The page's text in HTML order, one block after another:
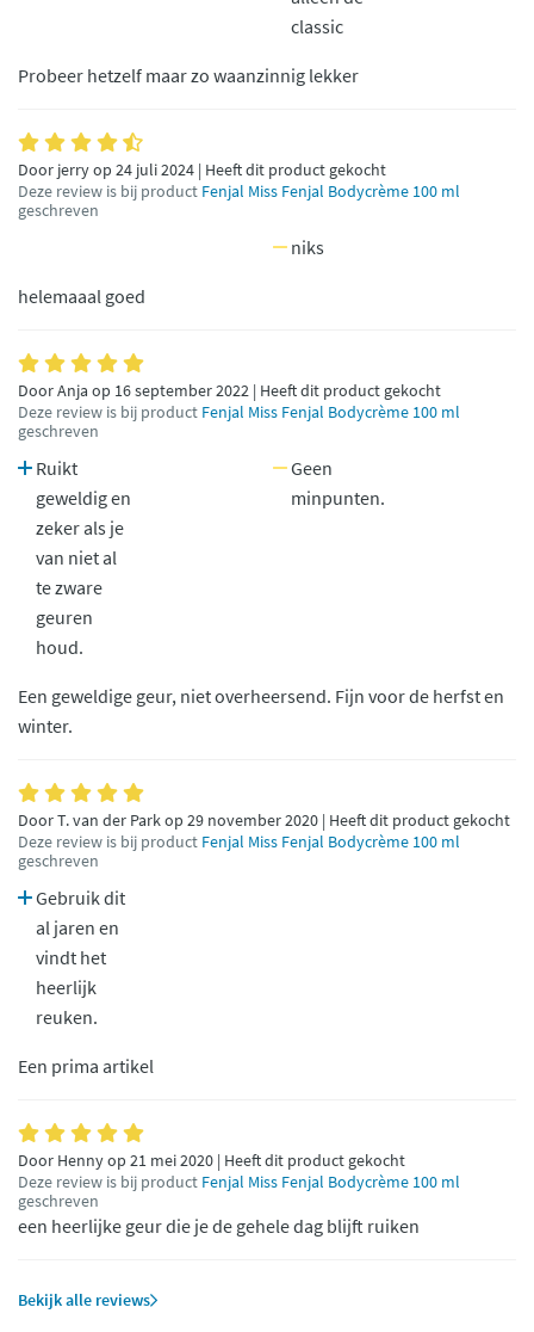
classic
Probeer hetzelf maar zo waanzinnig lekker
Door jerry op 24 juli 2024 | Heeft dit product gekocht
Deze review is bij product Fenjal Miss Fenjal Bodycrème 100 ml
geschreven
niks
helemaaal goed
Door Anja op 16 september 2022 | Heeft dit product gekocht
Deze review is bij product Fenjal Miss Fenjal Bodycrème 100 ml
geschreven
Ruikt
geweldig en
zeker als je
van niet al
te zware
geuren
houd.
Geen
minpunten.
Een geweldige geur, niet overheersend. Fijn voor de herfst en
winter.
Door T. van der Park op 29 november 2020 | Heeft dit product gekocht
Deze review is bij product Fenjal Miss Fenjal Bodycrème 100 ml
geschreven
Gebruik dit
al jaren en
vindt het
heerlijk
reuken.
Een prima artikel
Door Henny op 21 mei 2020 | Heeft dit product gekocht
Deze review is bij product Fenjal Miss Fenjal Bodycrème 100 ml
geschreven
een heerlijke geur die je de gehele dag blijft ruiken
Bekijk alle reviews